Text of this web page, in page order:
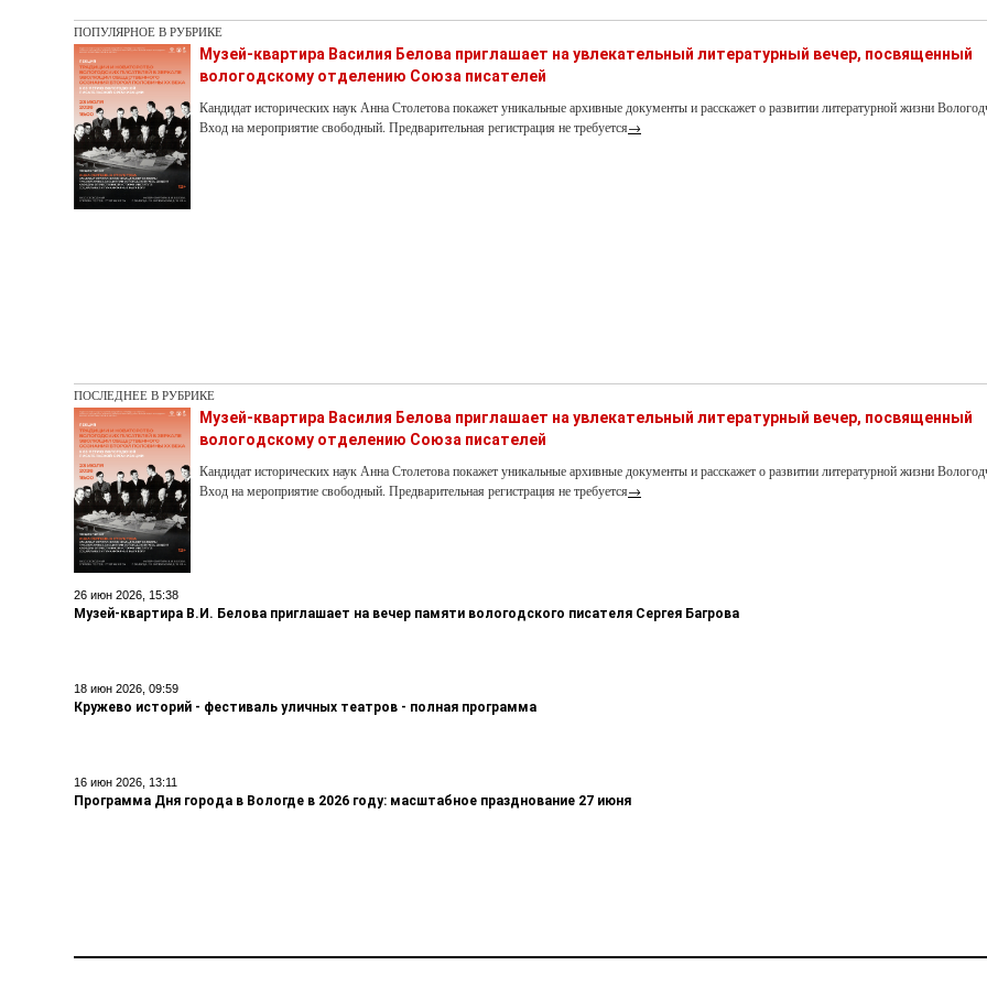
ПОПУЛЯРНОЕ В РУБРИКЕ
Музей-квартира Василия Белова приглашает на увлекательный литературный вечер, посвященный
вологодскому отделению Союза писателей
Кандидат исторических наук Анна Столетова покажет уникальные архивные документы и расскажет о развитии литературной жизни
Вход на мероприятие свободный. Предварительная регистрация не требуется→
ПОСЛЕДНЕЕ В РУБРИКЕ
Музей-квартира Василия Белова приглашает на увлекательный литературный вечер, посвященный
вологодскому отделению Союза писателей
Кандидат исторических наук Анна Столетова покажет уникальные архивные документы и расскажет о развитии литературной жизни
Вход на мероприятие свободный. Предварительная регистрация не требуется→
26 июн 2026, 15:38
Музей-квартира В.И. Белова приглашает на вечер памяти вологодского писателя Сергея Багрова
18 июн 2026, 09:59
Кружево историй - фестиваль уличных театров - полная программа
16 июн 2026, 13:11
Программа Дня города в Вологде в 2026 году: масштабное празднование 27 июня